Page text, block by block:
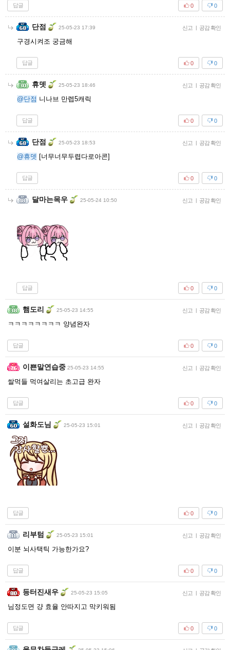
답글 0
0
단점 25-05-23 17:39 신고 | 공감 확인
구경시켜조 궁금해
답글 0
0
휴뎃 25-05-23 18:46 신고 | 공감 확인
@단점 니나브 만렙5캐릭
답글 0
0
단점 25-05-23 18:53 신고 | 공감 확인
@휴뎃 [너무너무두렵다로아콘]
답글 0
0
달마는목우 25-05-24 10:50 신고 | 공감 확인
답글 0
0
햄도리 25-05-23 14:55 신고 | 공감 확인
ㅋㅋㅋㅋㅋㅋㅋㅋ 양념완자
답글 0
0
이쁜말연습중 25-05-23 14:55 신고 | 공감 확인
쌀먹들 먹여살리는 초고급 완자
답글 0
0
설화도님 25-05-23 15:01 신고 | 공감 확인
답글 0
0
리부텀 25-05-23 15:01 신고 | 공감 확인
이분 뇌사택틱 가능한가요?
답글 0
0
등터진새우 25-05-23 15:05 신고 | 공감 확인
님정도면 걍 효율 안따지고 막키워됨
답글 0
0